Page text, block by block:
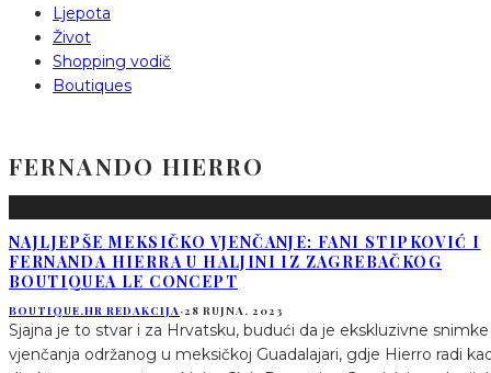
Ljepota
Život
Shopping vodič
Boutiques
FERNANDO HIERRO
NAJLJEPŠE MEKSIČKO VJENČANJE: FANI STIPKOVIĆ I
FERNANDA HIERRA U HALJINI IZ ZAGREBAČKOG
BOUTIQUEA LE CONCEPT
BOUTIQUE.HR REDAKCIJA·28 RUJNA, 2023
Sjajna je to stvar i za Hrvatsku, budući da je ekskluzivne snimke
vjenčanja održanog u meksičkoj Guadalajari, gdje Hierro radi